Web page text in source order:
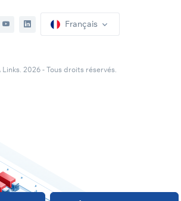
Français
2026 - Tous droits réservés.